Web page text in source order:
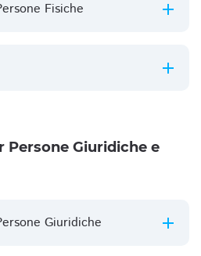
Fisiche
Persone Giuridiche e
Giuridiche